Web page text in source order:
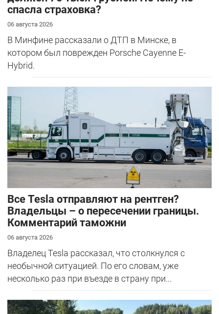
спасла страховка?
06 августа 2026
В Минфине рассказали о ДТП в Минске, в
котором был поврежден Porsche Cayenne E-
Hybrid.
Все Tesla отправляют на рентген?
Владельцы – о пересечении границы.
Комментарий таможни
06 августа 2026
Владелец Tesla рассказал, что столкнулся с
необычной ситуацией. По его словам, уже
несколько раз при въезде в страну при...